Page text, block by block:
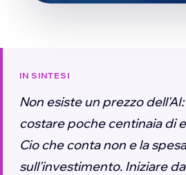
IN SINTESI
Non esiste un prezzo
costare poche centinaia di
Cio che conta non e la
sull'investimento. Iniziare